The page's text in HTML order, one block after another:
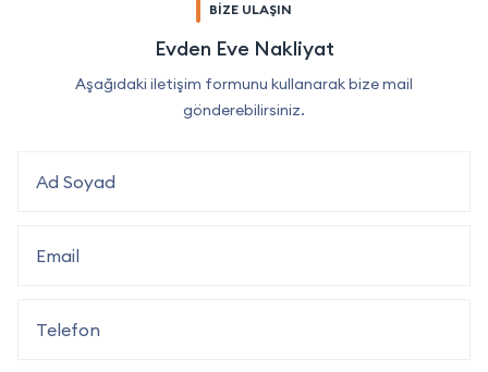
BİZE ULAŞIN
Evden Eve Nakliyat
Aşağıdaki iletişim formunu kullanarak bize mail
gönderebilirsiniz.